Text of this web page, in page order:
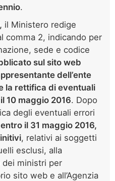
.
il Ministero redige
comma 2, indicando per
sede e codice
sul sito web
dell’ente
la rettifica di eventuali
10 maggio 2016. Dopo
degli eventuali errori
entro il 31 maggio 2016,
, relativi ai soggetti
esclusi, alla
dei ministri per
sito web e all’Agenzia